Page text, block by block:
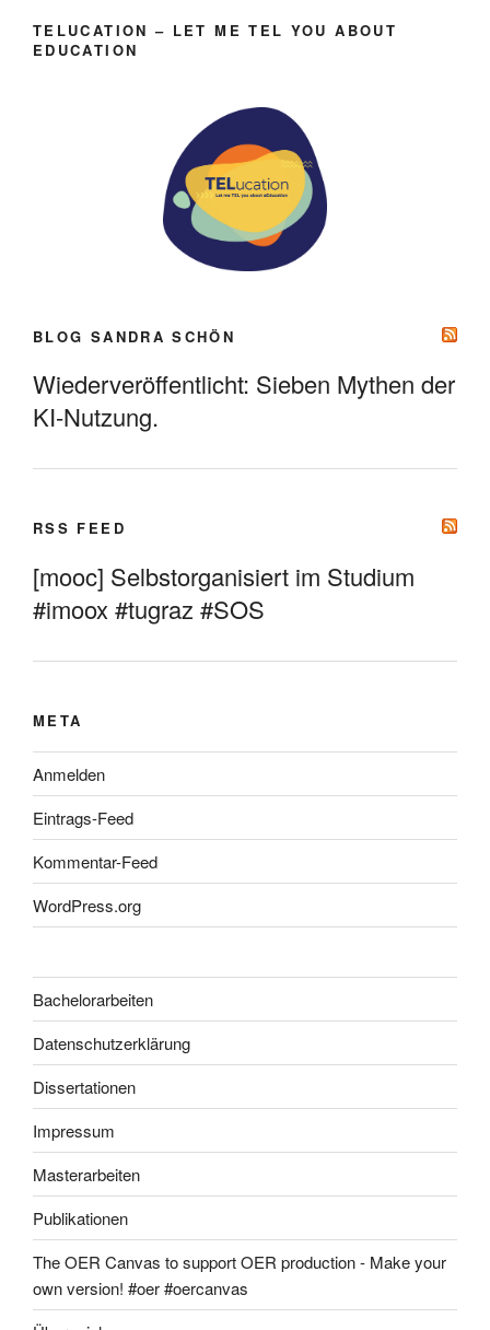
TELUCATION – LET ME TEL YOU ABOUT
EDUCATION
BLOG SANDRA SCHÖN
Wiederveröffentlicht: Sieben Mythen der
KI-Nutzung.
RSS FEED
[mooc] Selbstorganisiert im Studium
#imoox #tugraz #SOS
META
Anmelden
Eintrags-Feed
Kommentar-Feed
WordPress.org
Bachelorarbeiten
Datenschutzerklärung
Dissertationen
Impressum
Masterarbeiten
Publikationen
The OER Canvas to support OER production - Make your
own version! #oer #oercanvas